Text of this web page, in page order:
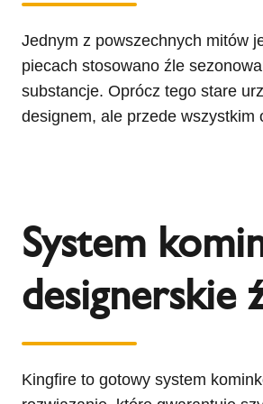
Jednym z powszechnych mitów
piecach stosowano źle
substancje. Oprócz tego stare
designem, ale przede
System
designerskie
Kingfire to gotowy system